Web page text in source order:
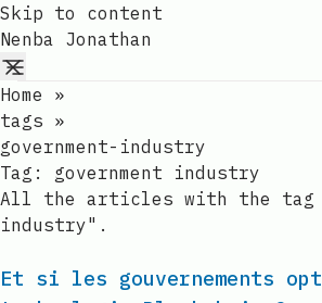
Skip to content
Nenba Jonathan
Home
»
tags »
government-industry
Tag: government industry
All the articles with the tag
industry".
Et si les gouvernements